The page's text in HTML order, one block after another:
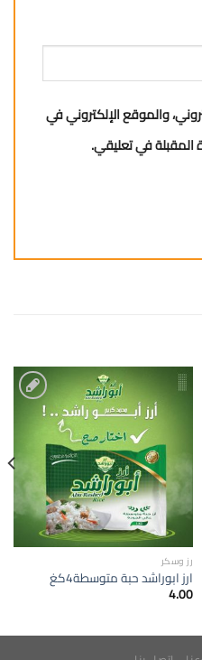
والموقع الإلكتروني في
المقبلة في تعليقي.
رز وسكر
ارز ابوراشد حبة متوسطة4كغ
4.00